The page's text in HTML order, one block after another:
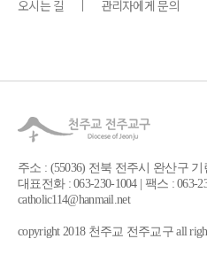
오시는 길
관리자에게 문의
주소 : (55036) 전북 전주시 완산구 기
대표전화 : 063-230-1004 | 팩스 : 063-
catholic114@hanmail.net
copyright 2018 천주교 전주교구 all